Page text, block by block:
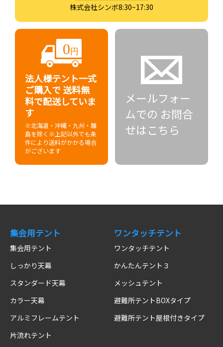
株式会社シンボ8:30~17:30
法人様テント一式
ご購入で送料無
料で配送していま
す
※北海道・沖縄・九州・離
島を除く ※上記以外でも条
件により送料がかかる場合
がございます
メールフォー
ムでの お問合
せはこちら
集会用テント
集会用テント
しっかり天幕
スタンダード天幕
カラー天幕
アルミフレームテント
片流れテント
ワンタッチテント
ワンタッチテント
かんたんテント３
メッシュテント
避難所テントBOXタイプ
避難所テント屋根付きタイプ